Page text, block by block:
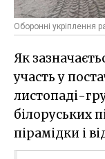
Оборонні укріплення
Як
участь у
листопаді-
білоруських
пірамідки і